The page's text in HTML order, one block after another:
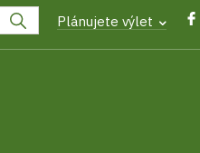
Plánujete výlet